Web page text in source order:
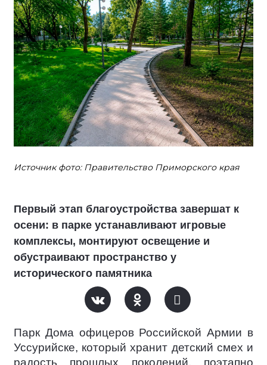
Источник фото: Правительство Приморского края
Первый этап благоустройства завершат к
осени: в парке устанавливают игровые
комплексы, монтируют освещение и
обустраивают пространство у
исторического памятника
Парк Дома офицеров Российской Армии в
Уссурийске, который хранит детский смех и
радость прошлых поколений, поэтапно